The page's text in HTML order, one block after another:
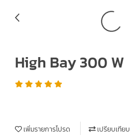
High Bay 300 W
เพิ่มรายการโปรด เปรียบเทียบ